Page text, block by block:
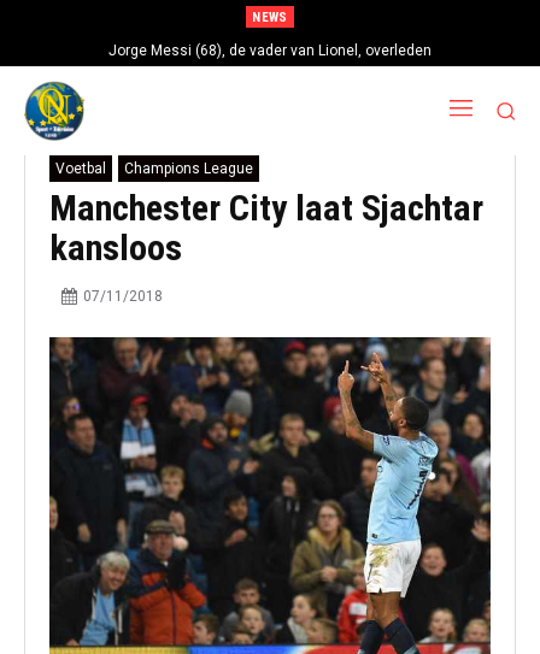
NEWS
Jorge Messi (68), de vader van Lionel, overleden
Voetbal Champions League
Manchester City laat Sjachtar
kansloos
07/11/2018